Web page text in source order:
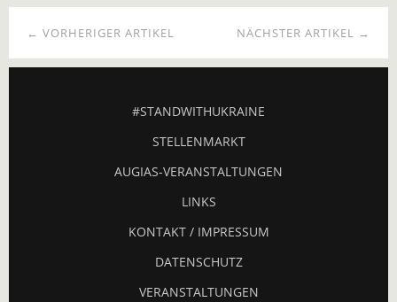
NÄCHSTER ARTIKEL →
← VORHERIGER ARTIKEL
#STANDWITHUKRAINE
STELLENMARKT
AUGIAS-VERANSTALTUNGEN
LINKS
KONTAKT / IMPRESSUM
DATENSCHUTZ
VERANSTALTUNGEN